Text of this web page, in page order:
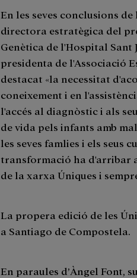
En les seves conclusions
directora estratègica del
Genètica de l'Hospital Sant
presidenta de l'Associació
destacat «la necessitat
coneixement i en
l'accés al diagnòstic i als
de vida pels infants amb
les seves famlies i els seus
transformació ha d'arribar
de la xarxa Úniques i
La propera edició de les
a Santiago de Compostela.
En paraules d’Àngel Font,